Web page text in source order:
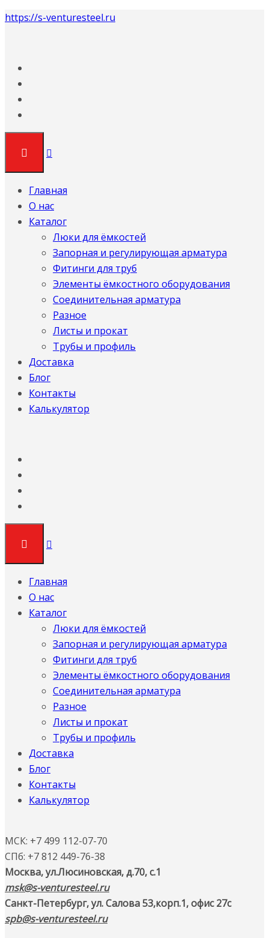
https://s-venturesteel.ru
Главная
О нас
Каталог
Люки для ёмкостей
Запорная и регулирующая арматура
Фитинги для труб
Элементы ёмкостного оборудования
Соединительная арматура
Разное
Листы и прокат
Трубы и профиль
Доставка
Блог
Контакты
Калькулятор
Главная
О нас
Каталог
Люки для ёмкостей
Запорная и регулирующая арматура
Фитинги для труб
Элементы ёмкостного оборудования
Соединительная арматура
Разное
Листы и прокат
Трубы и профиль
Доставка
Блог
Контакты
Калькулятор
МСК: +7 499 112-07-70
СПб: +7 812 449-76-38
Москва, ул.Люсиновская, д.70, с.1
msk@s-venturesteel.ru
Санкт-Петербург, ул. Салова 53,корп.1, офис 27с
spb@s-venturesteel.ru